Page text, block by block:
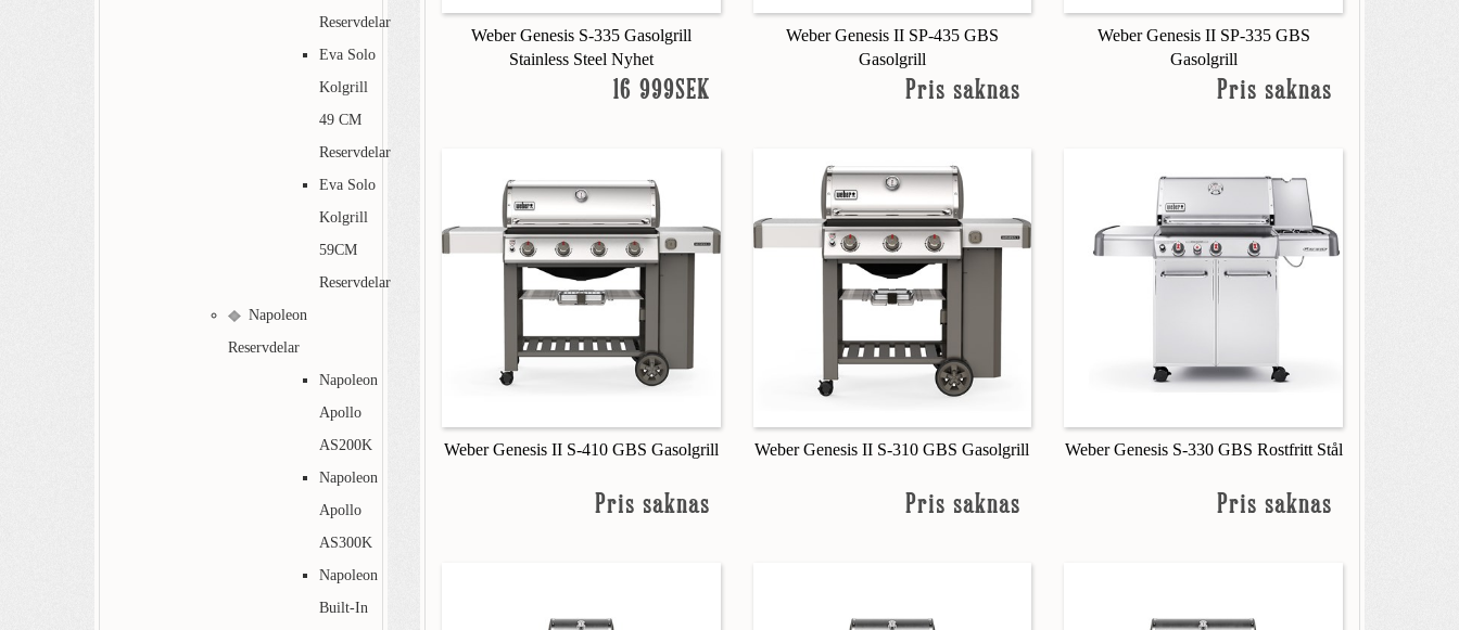
Weber Genesis S-335 Gasolgrill
Stainless Steel Nyhet
16 999SEK
Weber Genesis II SP-435 GBS
Gasolgrill
Pris saknas
Weber Genesis II SP-335 GBS
Gasolgrill
Pris saknas
Weber Genesis II S-410 GBS Gasolgrill
Pris saknas
Weber Genesis II S-310 GBS Gasolgrill
Pris saknas
Weber Genesis S-330 GBS Rostfritt Stål
Pris saknas
Reservdelar
Eva Solo
Kolgrill
49 CM
Reservdelar
Eva Solo
Kolgrill
59CM
Reservdelar
Napoleon
Reservdelar
Napoleon
Apollo
AS200K
Napoleon
Apollo
AS300K
Napoleon
Built-In